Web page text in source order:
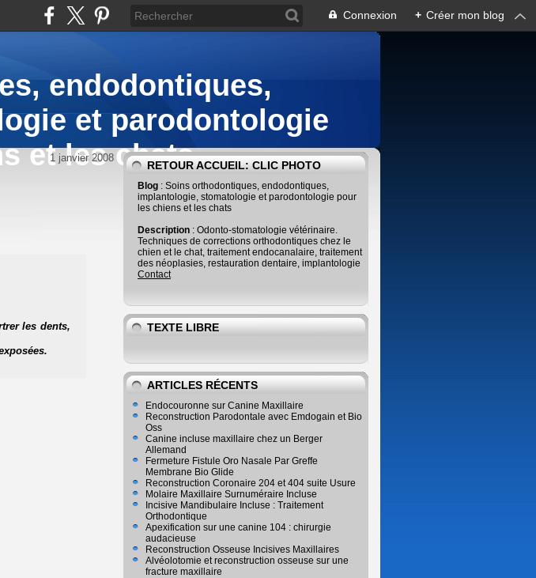
Connexion + Créer mon blog
endodontiques,
et parodontologie
et les chats
1 janvier 2008
les dents,
RETOUR ACCUEIL: CLIC PHOTO
Blog : Soins orthodontiques, endodontiques,
implantologie, stomatologie et parodontologie pour
les chiens et les chats
Description : Odonto-stomatologie vétérinaire.
Techniques de corrections orthodontiques chez le
chien et le chat, traitement endocanalaire, traitement
des néoplasies, restauration dentaire, implantologie
Contact
TEXTE LIBRE
ARTICLES RÉCENTS
Endocouronne sur Canine Maxillaire
Reconstruction Parodontale avec Emdogain et Bio
Oss
Canine incluse maxillaire chez un Berger
Allemand
Fermeture Fistule Oro Nasale Par Greffe
Membrane Bio Glide
Reconstruction Coronaire 204 et 404 suite Usure
Molaire Maxillaire Surnuméraire Incluse
Incisive Mandibulaire Incluse : Traitement
Orthodontique
Apexification sur une canine 104 : chirurgie
audacieuse
Reconstruction Osseuse Incisives Maxillaires
Alvéolotomie et reconstruction osseuse sur une
fracture maxillaire